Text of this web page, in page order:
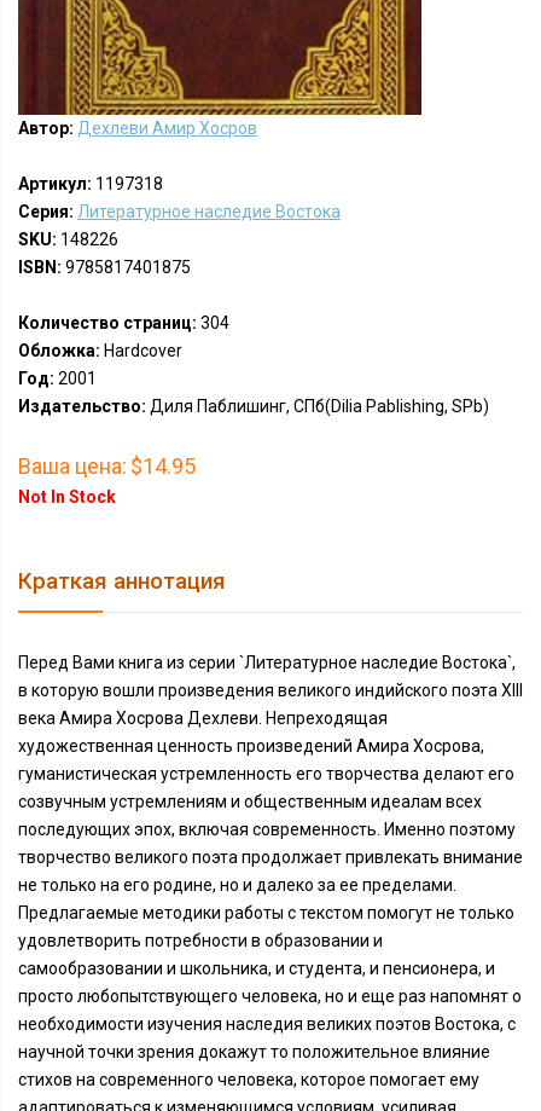
Автор: Дехлеви Амир Хосров
Артикул: 1197318
Серия: Литературное наследие Востока
SKU: 148226
ISBN: 9785817401875
Количество страниц: 304
Обложка: Hardcover
Год: 2001
Издательство: Диля Паблишинг, СПб(Dilia Pablishing, SPb)
Ваша цена: $14.95
Not In Stock
Краткая аннотация
Перед Вами книга из серии `Литературное наследие Востока`,
в которую вошли произведения великого индийского поэта XIII
века Амира Хосрова Дехлеви. Непреходящая
художественная ценность произведений Амира Хосрова,
гуманистическая устремленность его творчества делают его
созвучным устремлениям и общественным идеалам всех
последующих эпох, включая современность. Именно поэтому
творчество великого поэта продолжает привлекать внимание
не только на его родине, но и далеко за ее пределами.
Предлагаемые методики работы с текстом помогут не только
удовлетворить потребности в образовании и
самообразовании и школьника, и студента, и пенсионера, и
просто любопытствующего человека, но и еще раз напомнят о
необходимости изучения наследия великих поэтов Востока, с
научной точки зрения докажут то положительное влияние
стихов на современного человека, которое помогает ему